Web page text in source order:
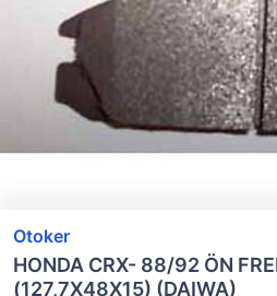
Otoker
HONDA CRX- 88/92 ÖN
(127,7X48X15) (DAIWA)